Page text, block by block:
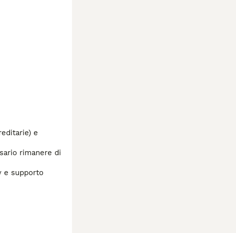
e
rimanere di
e supporto
questo tipo,